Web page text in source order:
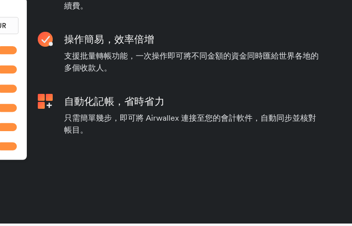
續費。
操作簡易，效率倍增
支援批量轉帳功能，一次操作即可將不同金額的資金同時匯給世界各地的
多個收款人。
自動化記帳，省時省力
只需簡單幾步，即可將 Airwallex 連接至您的會計軟件，自動同步並核對
帳目。